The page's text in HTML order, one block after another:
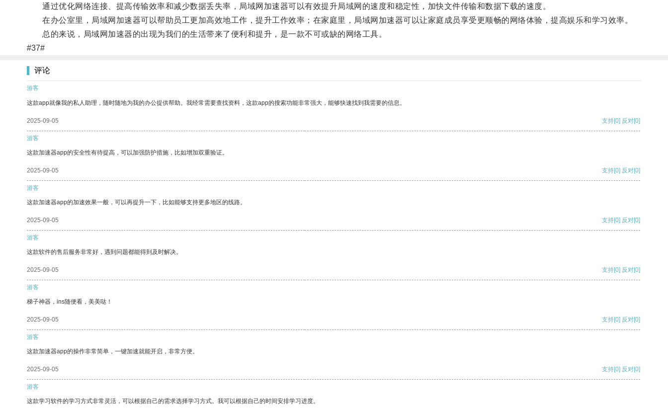
通过优化网络连接、提高传输效率和减少数据丢失率，局域网加速器可以有效提升局域网的速度和稳定性，加快文件传输和数据下载的速度。
在办公室里，局域网加速器可以帮助员工更加高效地工作，提升工作效率；在家庭里，局域网加速器可以让家庭成员享受更顺畅的网络体验，提高娱乐和学习效率。
总的来说，局域网加速器的出现为我们的生活带来了便利和提升，是一款不可或缺的网络工具。
#37#
评论
游客
这款app就像我的私人助理，随时随地为我的办公提供帮助。我经常需要查找资料，这款app的搜索功能非常强大，能够快速找到我需要的信息。
2025-09-05 支持[0] 反对[0]
游客
这款加速器app的安全性有待提高，可以加强防护措施，比如增加双重验证。
2025-09-05 支持[0] 反对[0]
游客
这款加速器app的加速效果一般，可以再提升一下，比如能够支持更多地区的线路。
2025-09-05 支持[0] 反对[0]
游客
这款软件的售后服务非常好，遇到问题都能得到及时解决。
2025-09-05 支持[0] 反对[0]
游客
梯子神器，ins随便看，美美哒！
2025-09-05 支持[0] 反对[0]
游客
这款加速器app的操作非常简单，一键加速就能开启，非常方便。
2025-09-05 支持[0] 反对[0]
游客
这款学习软件的学习方式非常灵活，可以根据自己的需求选择学习方式。我可以根据自己的时间安排学习进度。